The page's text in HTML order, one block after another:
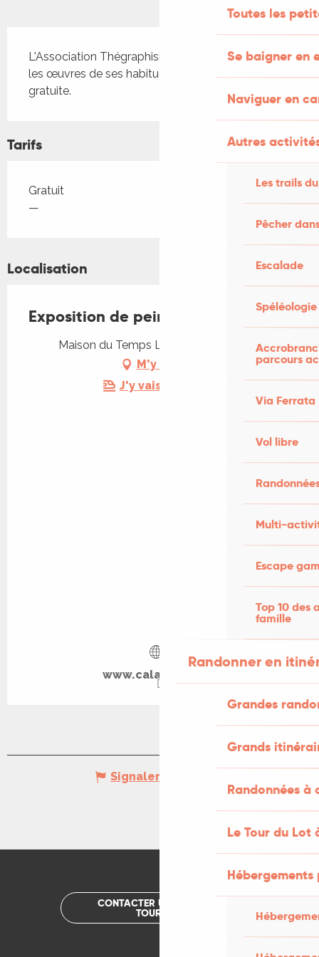
Toutes les
Se baigner en
Naviguer en
Autres
Les trails
Pêcher
Escalade
Spéléologie
parcours
Via Ferrata
Vol libre
Multi-
Escape
Top 10 des
famille
Randonner en
Grandes
Grands
Randonnées
Le Tour du Lot
L'Association Thégraphisme et Couleurs expose
les œuvres de ses habitués, en visite libre et
gratuite.
Tarifs
Tarifs 2026
Gratuit
—
Localisation
Exposition de peinture
Maison du Temps Libre, 46500 Thégra
M'y rendre
J'y vais en train !
www.calameo.com
Signaler une erreur
CONTACTER UN OFFICE DE
TOURISME